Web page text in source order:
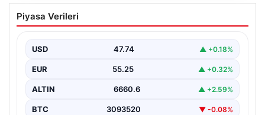
8 Nisan 2026 Güncel Altın Fiyatları ve
Ekonomik Gelişmeler
jeopolitik gelişmelerle birlikte ekonomik verilerin de
etkisiyle hareketlilik…
Piyasa Verileri
USD 47.74 ▲ +0.18%
EUR 55.25 ▲ +0.32%
ALTIN 6660.6 ▲ +2.59%
BTC 3093520 ▼ -0.08%